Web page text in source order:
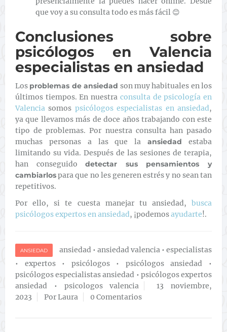
que voy a su consulta todo es más fácil 😊
Conclusiones sobre
psicólogos en Valencia
especialistas en ansiedad
Los problemas de ansiedad son muy habituales en los
últimos tiempos. En nuestra consulta de psicología en
Valencia somos psicólogos especialistas en ansiedad,
ya que llevamos más de doce años trabajando con este
tipo de problemas. Por nuestra consulta han pasado
muchas personas a las que laansiedad estaba
limitando su vida. Después de las sesiones de terapia,
han conseguidodetectar sus pensamientos y
cambiarlospara que no les generen estrés y no sean tan
repetitivos.
Por ello, si te cuesta manejar tu ansiedad, busca
psicólogos expertos en ansiedad, ¡podemosayudarte!.
ANSIEDAD ansiedad • ansiedad valencia • especialistas
• expertos• psicólogos• psicólogos ansiedad •
psicólogos especialistas ansiedad • psicólogos expertos
ansiedad • psicologos valencia
13 noviembre,
2023
Por Laura 0 Comentarios